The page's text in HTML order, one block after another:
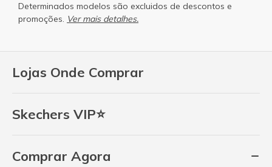
Lojas Onde Comprar
Skechers VIP⭐
Comprar Agora
Determinados modelos são excluidos de descontos e
promoções. Ver mais detalhes.